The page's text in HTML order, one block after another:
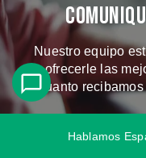
Nuestro equipo
ofrecerle las
cuanto
Hablamos